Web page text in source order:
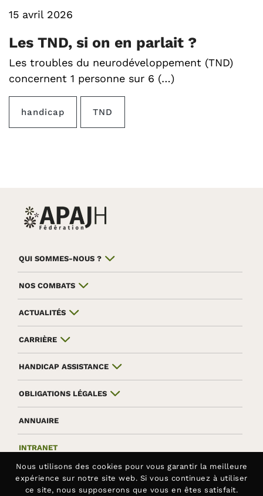
15 avril 2026
Les TND, si on en parlait ?
Les troubles du neurodéveloppement (TND)
concernent 1 personne sur 6 (…)
handicap TND
QUI SOMMES-NOUS ?
NOS COMBATS
ACTUALITÉS
CARRIÈRE
HANDICAP ASSISTANCE
OBLIGATIONS LÉGALES
ANNUAIRE
INTRANET
Aller sur le réseau social
Aller sur le réseau social
Aller sur le réseau
Aller sur le
Nous utilisons des cookies pour vous garantir la meilleure
expérience sur notre site web. Si vous continuez à utiliser
ce site, nous supposerons que vous en êtes satisfait.